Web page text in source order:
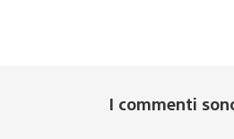
I commenti